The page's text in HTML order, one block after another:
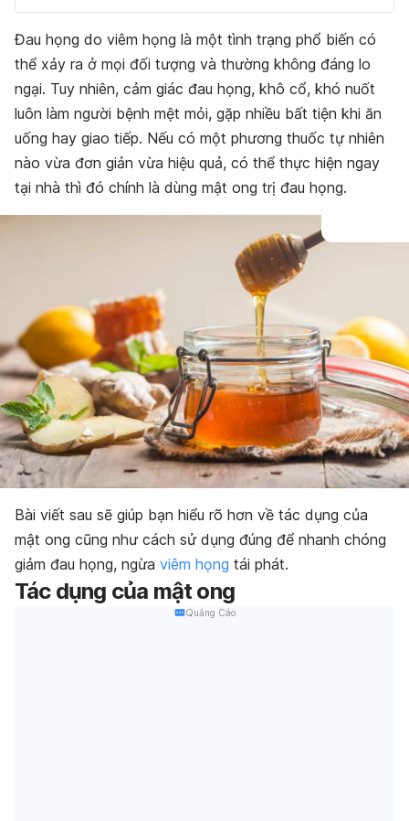
Đau họng do viêm họng là một tình trạng phổ biến có
thể xảy ra ở mọi đối tượng và thường không đáng lo
ngại. Tuy nhiên, cảm giác đau họng, khô cổ, khó nuốt
luôn làm người bệnh mệt mỏi, gặp nhiều bất tiện khi ăn
uống hay giao tiếp. Nếu có một phương thuốc tự nhiên
nào vừa đơn giản vừa hiệu quả, có thể thực hiện ngay
tại nhà thì đó chính là dùng mật ong trị đau họng.
Bài viết sau sẽ giúp bạn hiểu rõ hơn về tác dụng của
mật ong cũng như cách sử dụng đúng để nhanh chóng
giảm đau họng, ngừa viêm họng tái phát.
Tác dụng của mật ong
Quảng Cáo